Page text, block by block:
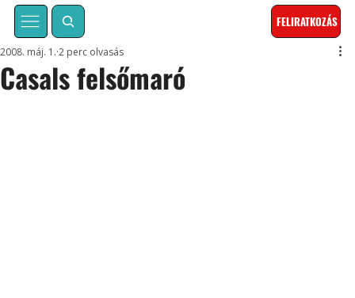
FELIRATKOZÁS
Casals felsőmaró
2008. máj. 1. 2 perc olvasás